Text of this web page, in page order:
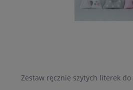
Zestaw ręcznie szytych literek